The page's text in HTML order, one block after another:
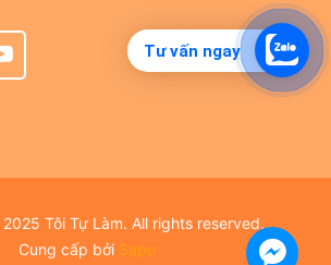
Tư vấn ngay
Tôi Tự Làm. All rights reserved.
Cung cấp bởi Sapo